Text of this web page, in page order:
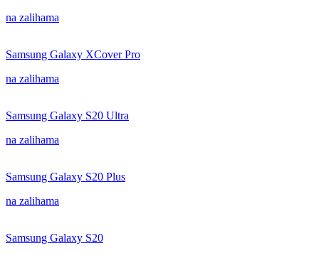
na zalihama
Samsung Galaxy XCover Pro
na zalihama
Samsung Galaxy S20 Ultra
na zalihama
Samsung Galaxy S20 Plus
na zalihama
Samsung Galaxy S20